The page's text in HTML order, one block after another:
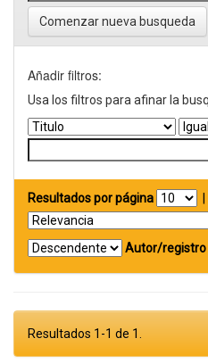
Comenzar nueva busqueda
Añadir filtros:
Usa los filtros para afinar la
Resultados por página
Autor/registro
Resultados 1-1 de 1.